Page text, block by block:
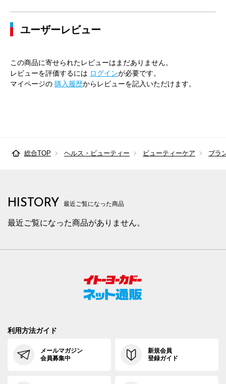
ユーザーレビュー
この商品に寄せられたレビューはまだありません。
レビューを評価するには ログインが必要です。
マイページの 購入履歴からレビューを記入いただけます。
総合TOP ヘルス・ビューティー ビューティーケア ブラ
HISTORY 最近ご覧になった商品
最近ご覧になった商品がありません。
利用方法ガイド
メールマガジン
会員募集中
新規会員
登録ガイド